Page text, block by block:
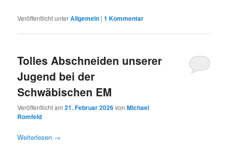
Veröffentlicht unterAllgemein |1 Kommentar
Tolles Abschneiden unserer
Jugend bei der
Schwäbischen EM
Veröffentlicht am21. Februar 2026vonMichael
Romfeld
Weiterlesen →